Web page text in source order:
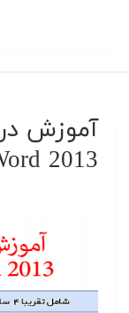
آموزش در
2013